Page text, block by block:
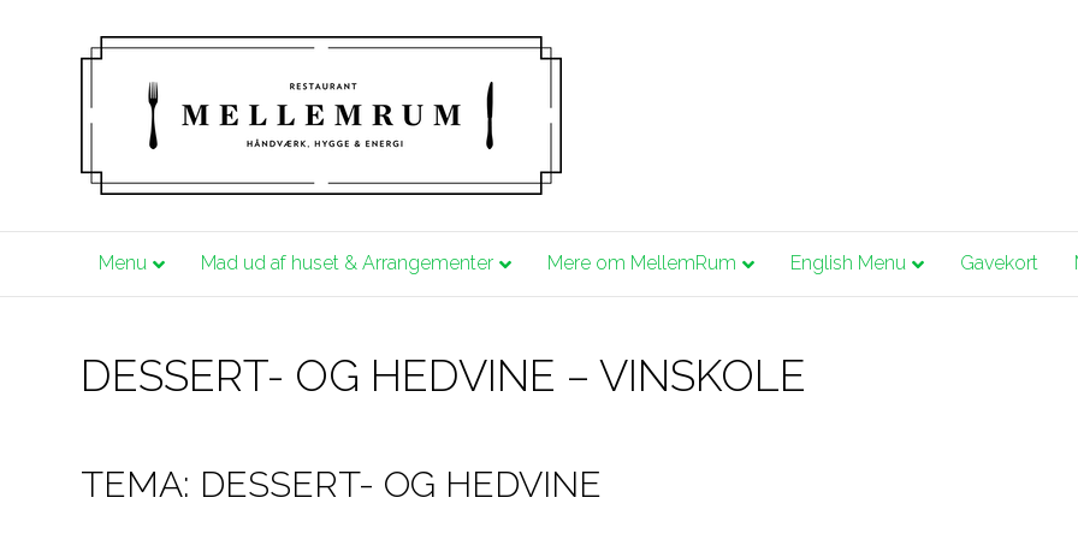
Menu Mad ud af huset & Arrangementer Mere om MellemRum English Menu Gavekort
DESSERT- OG HEDVINE – VINSKOLE
TEMA: DESSERT- OG HEDVINE